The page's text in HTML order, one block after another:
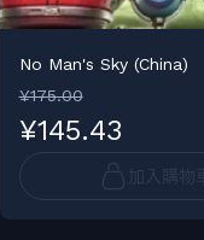
No Man's Sky (China)
¥175.00
¥145.43
加入購物車